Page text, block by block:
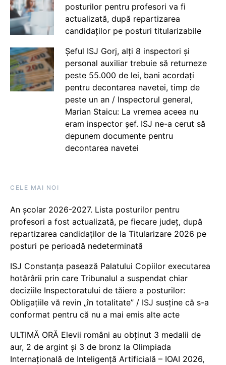
posturilor pentru profesori va fi
actualizată, după repartizarea
candidaților pe posturi titularizabile
Șeful ISJ Gorj, alți 8 inspectori și
personal auxiliar trebuie să returneze
peste 55.000 de lei, bani acordați
pentru decontarea navetei, timp de
peste un an / Inspectorul general,
Marian Staicu: La vremea aceea nu
eram inspector șef. ISJ ne-a cerut să
depunem documente pentru
decontarea navetei
CELE MAI NOI
An școlar 2026-2027. Lista posturilor pentru
profesori a fost actualizată, pe fiecare județ, după
repartizarea candidaților de la Titularizare 2026 pe
posturi pe perioadă nedeterminată
ISJ Constanța pasează Palatului Copiilor executarea
hotărârii prin care Tribunalul a suspendat chiar
deciziile Inspectoratului de tăiere a posturilor:
Obligațiile vă revin „în totalitate” / ISJ susține că s-a
conformat pentru că nu a mai emis alte acte
ULTIMĂ ORĂ Elevii români au obținut 3 medalii de
aur, 2 de argint și 3 de bronz la Olimpiada
Internațională de Inteligență Artificială – IOAI 2026,